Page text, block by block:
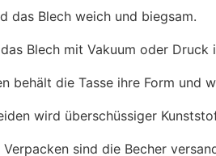
das Blech weich und biegsam.
Blech mit Vakuum oder
behält die Tasse ihre Form und
wird überschüssiger
sind die Becher